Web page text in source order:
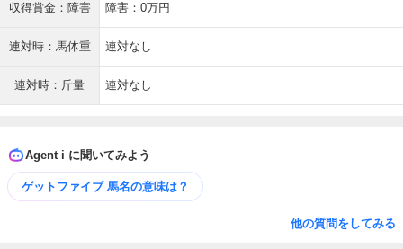
収得賞金：障害 障害：0万円
連対時：馬体重 連対なし
連対時：斤量 連対なし
Agent i に聞いてみよう
ゲットファイブ 馬名の意味は？
他の質問をしてみる